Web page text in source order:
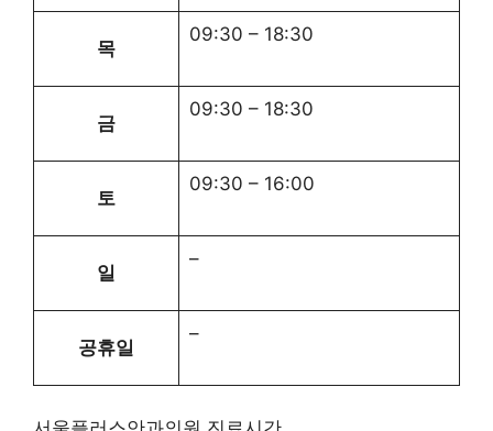
목
09:30 – 18:30
금
09:30 – 18:30
토
09:30 – 16:00
일
–
공휴일
–